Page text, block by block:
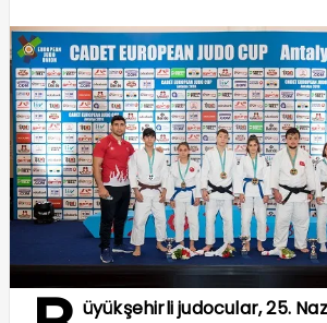
üyükşehirli judocular, 25.